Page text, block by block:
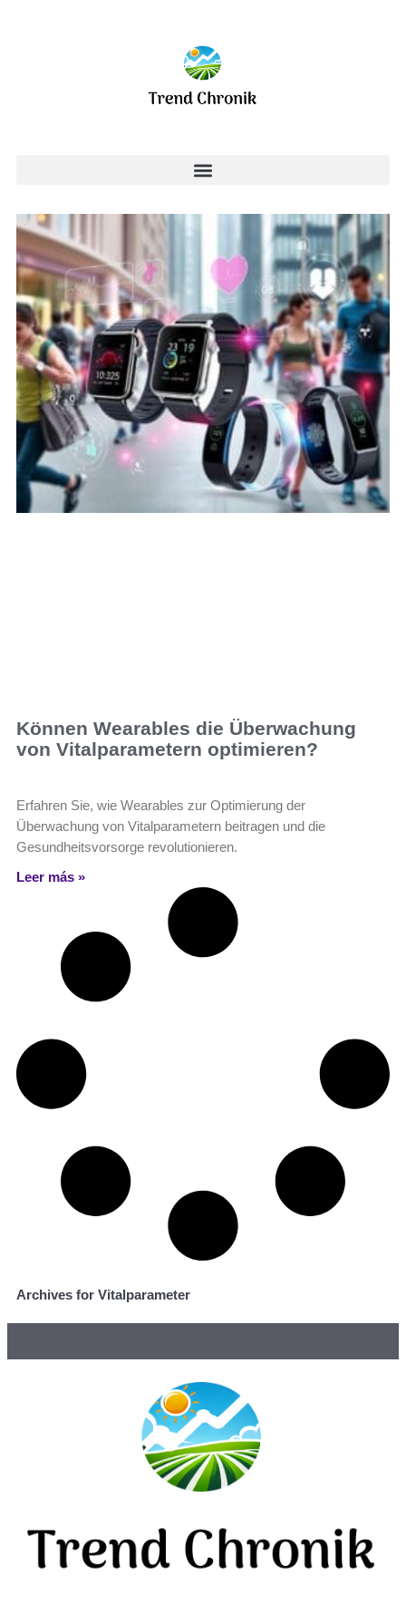
Können Wearables die Überwachung
von Vitalparametern optimieren?
Erfahren Sie, wie Wearables zur Optimierung der
Überwachung von Vitalparametern beitragen und die
Gesundheitsvorsorge revolutionieren.
Leer más »
Archives for Vitalparameter